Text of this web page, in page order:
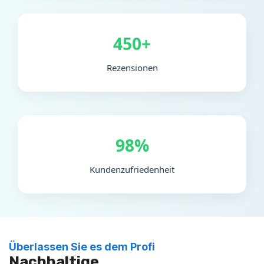
450+
Rezensionen
98%
Kundenzufriedenheit
Überlassen Sie es dem Profi